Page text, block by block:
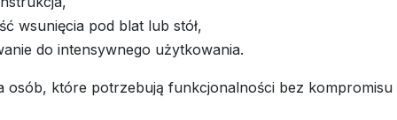
wsunięcia pod blat lub stół,
do intensywnego użytkowania.
osób, które potrzebują funkcjonalności bez kompromisu